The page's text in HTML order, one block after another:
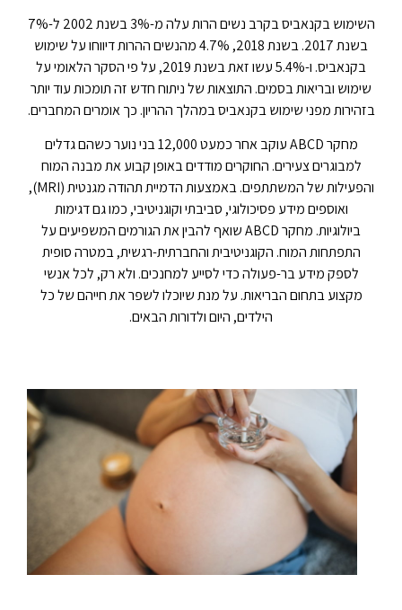
השימוש בקנאביס בקרב נשים הרות עלה מ-3% בשנת 2002 ל-7%
בשנת 2017. בשנת 2018, 4.7% מהנשים ההרות דיווחו על שימוש
בקנאביס. ו-5.4% עשו זאת בשנת 2019, על פי הסקר הלאומי על
שימוש ובריאות בסמים. התוצאות של ניתוח חדש זה תומכות עוד יותר
בזהירות מפני שימוש בקנאביס במהלך ההריון. כך אומרים המחברים.
מחקר ABCD עוקב אחר כמעט 12,000 בני נוער כשהם גדלים
למבוגרים צעירים. החוקרים מודדים באופן קבוע את מבנה המוח
והפעילות של המשתתפים. באמצעות הדמיית תהודה מגנטית (MRI),
ואוספים מידע פסיכולוגי, סביבתי וקוגניטיבי, כמו גם דגימות
ביולוגיות. מחקר ABCD שואף להבין את הגורמים המשפיעים על
התפתחות המוח. הקוגניטיבית והחברתית-רגשית, במטרה סופית
לספק מידע בר-פעולה כדי לסייע למחנכים. ולא רק, לכל אנשי
מקצוע בתחום הבריאות. על מנת שיוכלו לשפר את חייהם של כל
הילדים, היום ולדורות הבאים.